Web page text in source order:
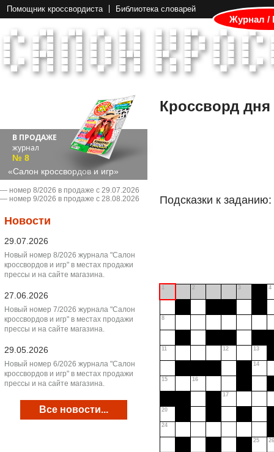
Помощник кроссвордиста Библиотека словарей
Журнал /
В ПРОДАЖЕ
журнал
№ 8
«Салон кроссвордов и игр»
― номер 8/2026 в продаже с 29.07.2026
― номер 9/2026 в продаже с 28.08.2026
Новости
29.07.2026
Новый номер 8/2026 журнала "Салон
кроссвордов и игр" в местах продажи
прессы и на сайте магазина.
27.06.2026
Новый номер 7/2026 журнала "Салон
кроссвордов и игр" в местах продажи
прессы и на сайте магазина.
29.05.2026
Новый номер 6/2026 журнала "Салон
кроссвордов и игр" в местах продажи
прессы и на сайте магазина.
Все новости...
Кроссворд дня
Подсказки к заданию:
1 2 3 4
8
11 12 13
14
15 16
17
20
24
25 26